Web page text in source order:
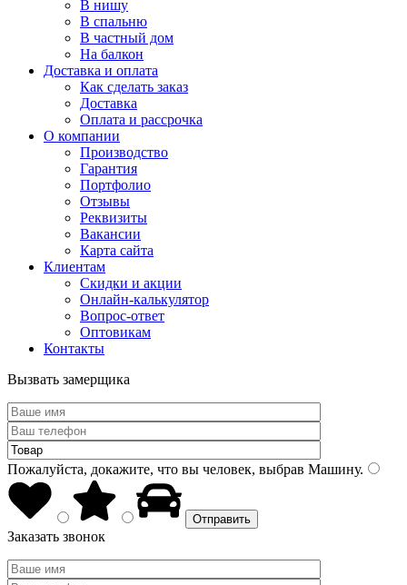
В нишу
В спальню
В частный дом
На балкон
Доставка и оплата
Как сделать заказ
Доставка
Оплата и рассрочка
О компании
Производство
Гарантия
Портфолио
Отзывы
Реквизиты
Вакансии
Карта сайта
Клиентам
Скидки и акции
Онлайн-калькулятор
Вопрос-ответ
Оптовикам
Контакты
Вызвать замерщика
Пожалуйста, докажите, что вы человек, выбрав Машину.
Заказать звонок